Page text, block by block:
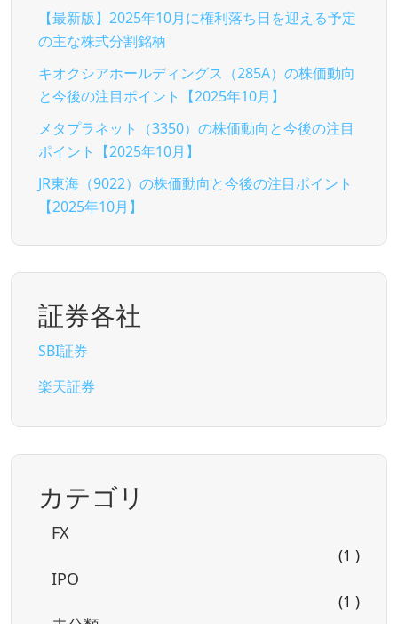
【最新版】2025年10月に権利落ち日を迎える予定
の主な株式分割銘柄
キオクシアホールディングス（285A）の株価動向
と今後の注目ポイント【2025年10月】
メタプラネット（3350）の株価動向と今後の注目
ポイント【2025年10月】
JR東海（9022）の株価動向と今後の注目ポイント
【2025年10月】
証券各社
SBI証券
楽天証券
カテゴリ
FX
(1 )
IPO
(1 )